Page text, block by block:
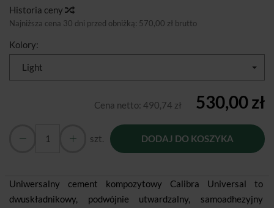
Historia ceny
Najniższa cena 30 dni przed obniżką: 570,00 zł brutto
Kolory:
Light
Cena netto: 490,74 zł 530,00 zł
szt. DODAJ DO KOSZYKA
Uniwersalny cement kompozytowy Calibra Universal to
dwuskładnikowy, podwójnie utwardzalny, samoadhezyjny